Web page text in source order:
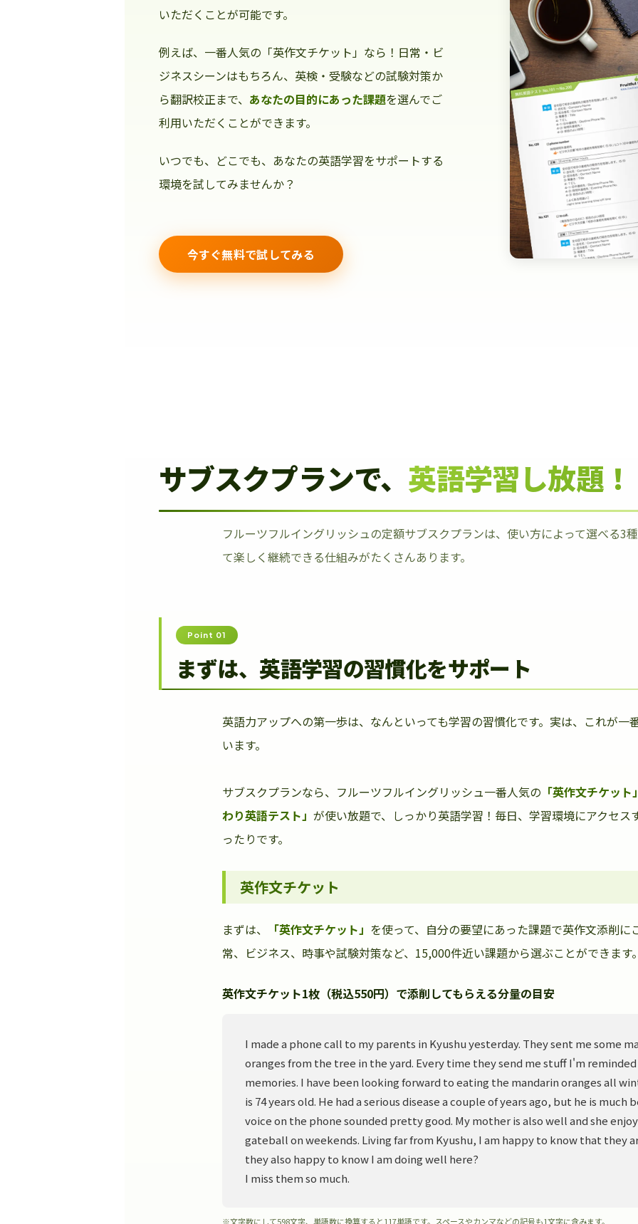
いただくことが可能です。
例えば、一番人気の「英作文チケット」なら！日常・ビ
ジネスシーンはもちろん、英検・受験などの試験対策か
ら翻訳校正まで、 あなたの目的にあった課題を選んでご
利用いただくことができます。
いつでも、どこでも、あなたの英語学習をサポートする
環境を試してみませんか？
今すぐ無料で試してみる
サブスクプランで、 英語学習し放題！
フルーツフルイングリッシュの定額サブスクプランは、使い方によって選べる3
て楽しく継続できる仕組みがたくさんあります。
Point 01
まずは、英語学習の習慣化をサポート
英語力アップへの第一歩は、なんといっても学習の習慣化です。実は、これが一
います。
サブスクプランなら、フルーツフルイングリッシュ一番人気の 「英作文チケット
わり英語テスト」 が使い放題で、しっかり英語学習！毎日、学習環境にアクセス
ったりです。
英作文チケット
まずは、 「英作文チケット」 を使って、自分の要望にあった課題で英作文添削に
常、ビジネス、時事や試験対策など、15,000件近い課題から選ぶことができます
英作文チケット1枚（税込550円）で添削してもらえる分量の目安
I made a phone call to my parents in Kyushu yesterday. They sent me some
oranges from the tree in the yard. Every time they send me stuff I'm
memories. I have been looking forward to eating the mandarin oranges all
is 74 years old. He had a serious disease a couple of years ago, but he is much
voice on the phone sounded pretty good. My mother is also well and she
gateball on weekends. Living far from Kyushu, I am happy to know that they
they also happy to know I am doing well here?
I miss them so much.
※文字数にして598文字、単語数に換算すると117単語です。スペースやカンマなどの記号も1文字に含みます。